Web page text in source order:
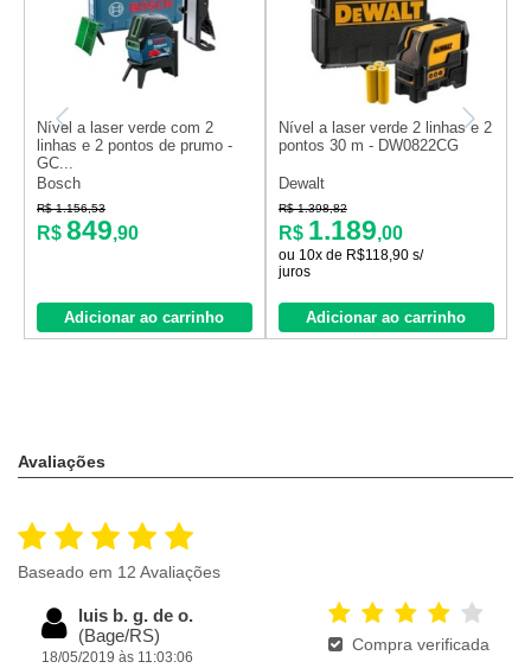
Nível a laser verde com 2
linhas e 2 pontos de prumo -
GC...
Bosch
R$ 1.156,53
R$ 849,90
Adicionar ao carrinho
Nível a laser verde 2 linhas e 2
pontos 30 m - DW0822CG
Dewalt
R$ 1.398,82
R$ 1.189,00
ou 10x de R$118,90 s/
juros
Adicionar ao carrinho
Avaliações
Baseado em 12 Avaliações
luis b. g. de o.
(Bage/RS)
18/05/2019 às 11:03:06
Compra verificada